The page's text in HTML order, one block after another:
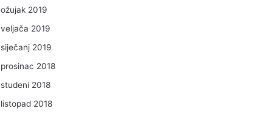
ožujak 2019
veljača 2019
siječanj 2019
prosinac 2018
studeni 2018
listopad 2018